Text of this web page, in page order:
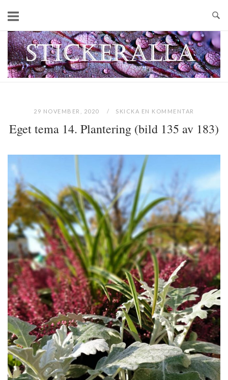
content
Home
29 NOVEMBER, 2020 SKICKA EN KOMMENTAR
Eget tema 14. Plantering (bild 135 av 183)